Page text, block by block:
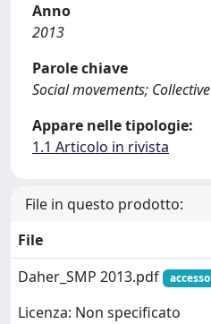
Anno
2013
Parole chiave
Social movements;
Appare nelle tipologie:
1.1 Articolo in rivista
File in questo prodotto:
File
Daher_SMP 2013.pdf
Licenza: Non specificato